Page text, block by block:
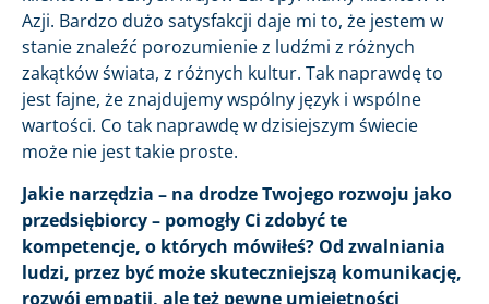
Azji. Bardzo dużo satysfakcji daje mi to, że jestem w
stanie znaleźć porozumienie z ludźmi z różnych
zakątków świata, z różnych kultur. Tak naprawdę to
jest fajne, że znajdujemy wspólny język i wspólne
wartości. Co tak naprawdę w dzisiejszym świecie
może nie jest takie proste.
Jakie narzędzia – na drodze Twojego rozwoju jako
przedsiębiorcy – pomogły Ci zdobyć te
kompetencje, o których mówiłeś? Od zwalniania
ludzi, przez być może skuteczniejszą komunikację,
rozwój empatii, ale też pewne umiejętności